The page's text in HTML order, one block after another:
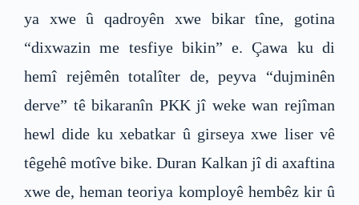
ya xwe û qadroyên xwe bikar tîne, gotina
“dixwazin me tesfiye bikin” e. Çawa ku di
hemî rejêmên totalîter de, peyva “dujminên
derve” tê bikaranîn PKK jî weke wan rejîman
hewl dide ku xebatkar û girseya xwe liser vê
têgehê motîve bike. Duran Kalkan jî di axaftina
xwe de, heman teoriya komployê hembêz kir û